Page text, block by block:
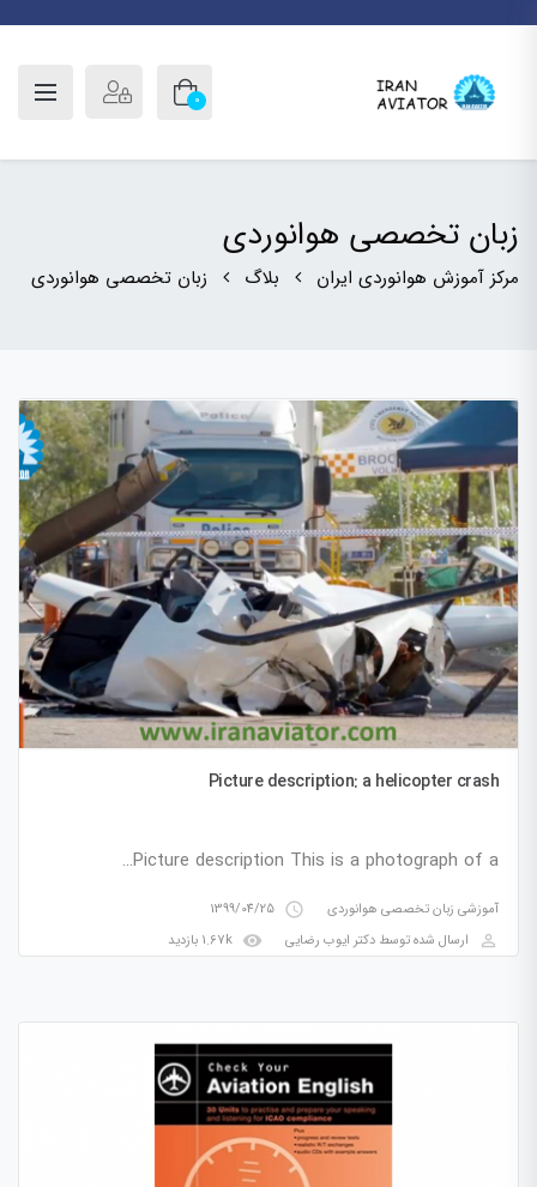
0
زبان تخصصی هوانوردی
مرکز آموزش هوانوردی ایران بلاگ زبان تخصصی هوانوردی
Picture description: a helicopter crash
Picture description This is a photograph of a…
آموزشی زبان تخصصی هوانوردی access_time
1399/04/25
perm_identity
ارسال شده توسط دکتر ایوب رضایی visibility